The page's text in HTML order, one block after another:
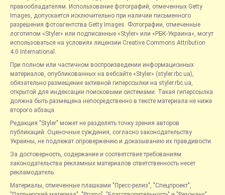
правообладателям. Использование фотографий, отмеченных Getty
Images, допускается исключительно при наличии письменного
разрешения фотоагентства Getty Images. Фотографии, отмеченные
логотипом «Styler» или подписанные «Styler» или «РБК-Украина», могут
использоваться на условиях лицензии Creative Commons Attribution
4.0 International.
При полном или частичном воспроизведении информационных
материалов, опубликованных на вебсайте «Styler» (styler.rbc.ua),
обязательно размещение активной гиперссылки на styler.rbc.ua,
открытой для индексации поисковыми системами. Такая гиперссылка
должна быть размещена непосредственно в тексте материала не ниже
второго абзаца.
Редакция "Styler" может не разделять точку зрения авторов
публикаций. Оценочные суждения, согласно законодательству
Украины, не подлежат опровержению и доказыванию их правдивости.
За достоверность, содержание и соответствие требованиям
законодательства рекламных материалов ответственность несет
рекламодатель.
Материалы, отмеченные плашками "Пресс-релиз", "Спецпроект",